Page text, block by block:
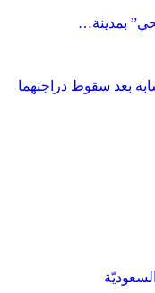
بمدينة…
بعد سقوط دراجتهما